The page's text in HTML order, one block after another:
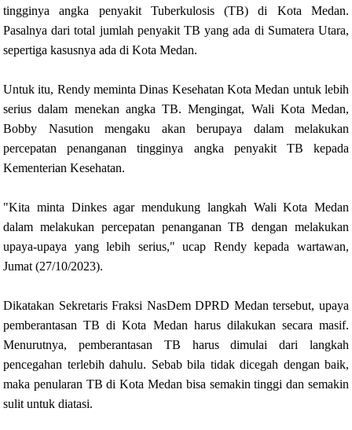
tingginya angka penyakit Tuberkulosis (TB) di Kota Medan.
Pasalnya dari total jumlah penyakit TB yang ada di Sumatera Utara,
sepertiga kasusnya ada di Kota Medan.
Untuk itu, Rendy meminta Dinas Kesehatan Kota Medan untuk lebih
serius dalam menekan angka TB. Mengingat, Wali Kota Medan,
Bobby Nasution mengaku akan berupaya dalam melakukan
percepatan penanganan tingginya angka penyakit TB kepada
Kementerian Kesehatan.
"Kita minta Dinkes agar mendukung langkah Wali Kota Medan
dalam melakukan percepatan penanganan TB dengan melakukan
upaya-upaya yang lebih serius," ucap Rendy kepada wartawan,
Jumat (27/10/2023).
Dikatakan Sekretaris Fraksi NasDem DPRD Medan tersebut, upaya
pemberantasan TB di Kota Medan harus dilakukan secara masif.
Menurutnya, pemberantasan TB harus dimulai dari langkah
pencegahan terlebih dahulu. Sebab bila tidak dicegah dengan baik,
maka penularan TB di Kota Medan bisa semakin tinggi dan semakin
sulit untuk diatasi.